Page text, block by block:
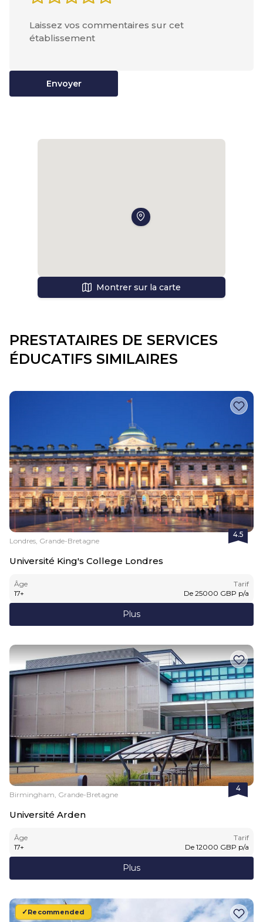
Envoyer
Montrer sur la carte
PRESTATAIRES DE SERVICES
ÉDUCATIFS SIMILAIRES
4.5
Londres, Grande-Bretagne
Université King's College Londres
Âge
17+
Tarif
De 25000 GBP p/a
Plus
4
Birmingham, Grande-Bretagne
Université Arden
Âge
17+
Tarif
De 12000 GBP p/a
Plus
Recommended